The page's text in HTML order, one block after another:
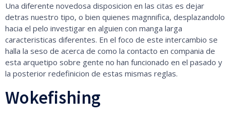
Una diferente novedosa disposicion en las citas es dejar
detras nuestro tipo, o bien quienes magnnifica, desplazandolo
hacia el pelo investigar en alguien con manga larga
caracteristicas diferentes. En el foco de este intercambio se
halla la seso de acerca de como la contacto en compania de
esta arquetipo sobre gente no han funcionado en el pasado y
la posterior redefinicion de estas mismas reglas.
Wokefishing